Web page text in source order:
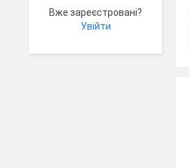
Вже зареєстровані?
Увійти